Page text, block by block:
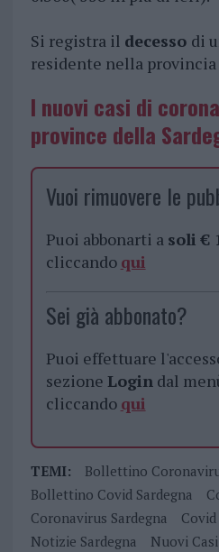
Si registra il decesso di
residente nella
I nuovi casi di
province della
Vuoi rimuovere le
Puoi abbonarti a soli €
cliccando qui
Sei già abbonato?
Puoi effettuare
sezione Logindal
cliccando qui
TEMI:
Bollettino
Bollettino Covid Sardegna
Coronavirus Sardegna
Notizie Sardegna
Nuovi